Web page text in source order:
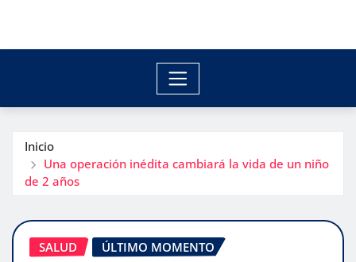
Inicio
Una operación inédita cambiará la vida de un niño
de 2 años
SALUD ÚLTIMO MOMENTO